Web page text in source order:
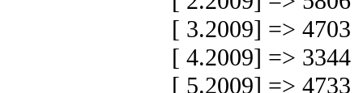
[ 3.2009] => 4703
[ 4.2009] => 3344
[ 5.2009] => 4733